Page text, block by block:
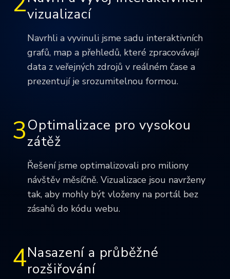
vizualizací
Navrhli a vyvinuli jsme sadu interaktivních
grafů, map a přehledů, které zpracovávají
data z veřejných zdrojů v reálném čase a
prezentují je srozumitelnou formou.
3Optimalizace pro vysokou
zátěž
Řešení jsme optimalizovali pro miliony
návštěv měsíčně. Vizualizace jsou navrženy
tak, aby mohly být vloženy na portál bez
zásahů do kódu webu.
4Nasazení a průběžné
rozšiřování